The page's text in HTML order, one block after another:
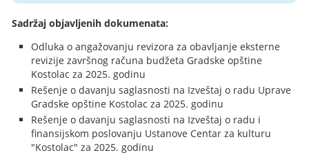
Sadržaj objavljenih dokumenata:
Odluka o angažovanju revizora za obavljanje eksterne
revizije završnog računa budžeta Gradske opštine
Kostolac za 2025. godinu
Rešenje o davanju saglasnosti na Izveštaj o radu Uprave
Gradske opštine Kostolac za 2025. godinu
Rešenje o davanju saglasnosti na Izveštaj o radu i
finansijskom poslovanju Ustanove Centar za kulturu
"Kostolac" za 2025. godinu